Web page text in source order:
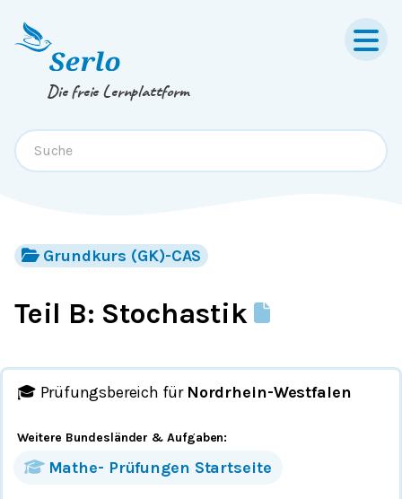
Springe zum
Die freie Lernplattform
Grundkurs (GK)-CAS
Teil B: Stochastik
🎓 Prüfungsbereich für Nordrhein-Westfalen
Weitere Bundesländer & Aufgaben:
Mathe- Prüfungen Startseite